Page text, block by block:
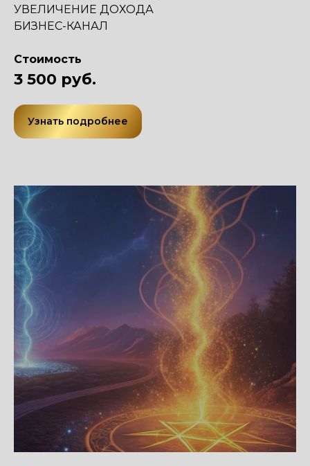
УВЕЛИЧЕНИЕ ДОХОДА
БИЗНЕС-КАНАЛ
Стоимость
3 500 руб.
Узнать подробнее